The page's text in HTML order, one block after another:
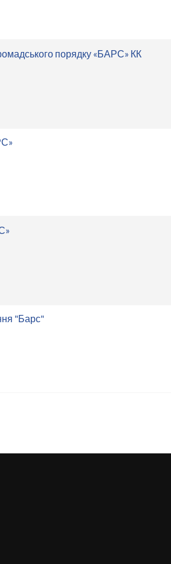
порядку «БАРС» КК
"Барс"